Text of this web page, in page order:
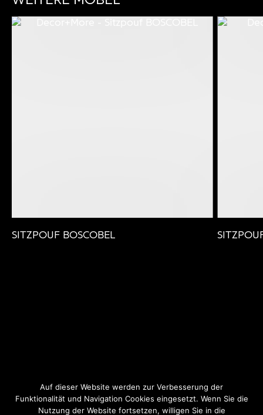
SITZPOUF BOSCOBEL
Auf dieser Website werden zur Verbesserung der
Funktionalität und Navigation Cookies eingesetzt. Wenn Sie die
Nutzung der Website fortsetzen, willigen Sie in die